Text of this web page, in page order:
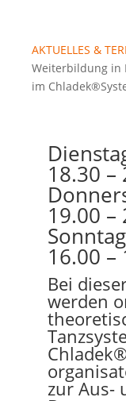
AKTUELLES &
Weiterbildung in
im
18.30
19.00 –
16.00 –
Bei
werden
zur Aus-